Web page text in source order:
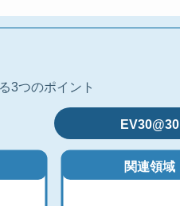
3つのポイント
EV30@30
関連領域